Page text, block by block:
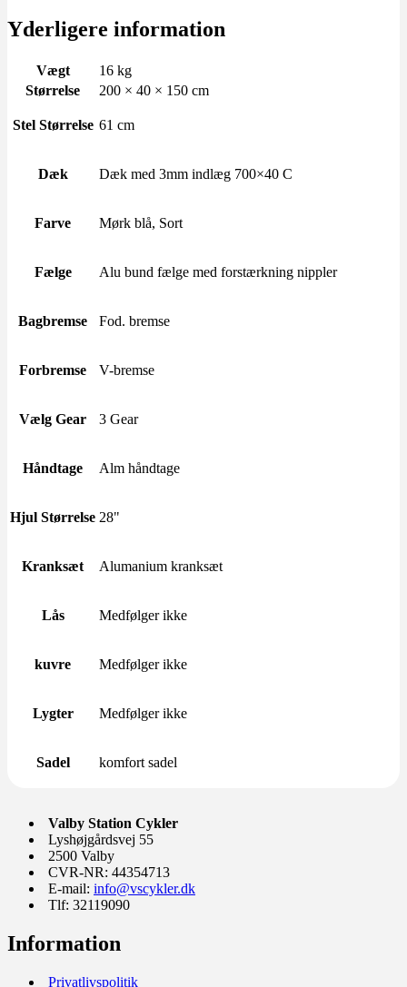
Yderligere information
Vægt
16 kg
Størrelse
200 × 40 × 150 cm
Stel Størrelse 61 cm
Dæk Dæk med 3mm indlæg 700×40 C
Farve Mørk blå, Sort
Fælge Alu bund fælge med forstærkning nippler
Bagbremse Fod. bremse
Forbremse V-bremse
Vælg Gear 3 Gear
Håndtage Alm håndtage
Hjul Størrelse 28"
Kranksæt Alumanium kranksæt
Lås Medfølger ikke
kuvre Medfølger ikke
Lygter Medfølger ikke
Sadel komfort sadel
Valby Station Cykler
Lyshøjgårdsvej 55
2500 Valby
CVR-NR: 44354713
E-mail: info@vscykler.dk
Tlf: 32119090
Information
Privatlivspolitik